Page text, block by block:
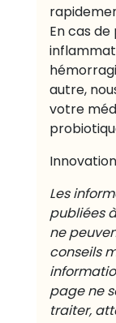
En cas
autre,
votre
Les
publiées
ne
conseils
page ne
traiter,